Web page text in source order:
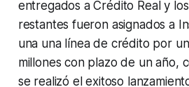
entregados a Crédito Real y
restantes fueron asignados a
una una línea de crédito por
millones con plazo de un año,
se realizó el exitoso